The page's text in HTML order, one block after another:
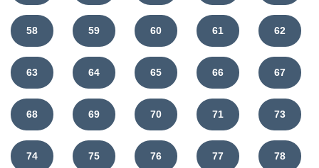
58 59 60 61 62
63 64 65 66 67
68 69 70 71 73
74 75 76 77 78